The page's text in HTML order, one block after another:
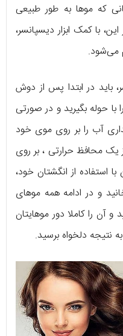
که موها به طور طبیعی
با کمک ابزار دیسپانسر،
می‌شود.
باید در ابتدا پس از دوش
با حوله بگیرید و در صورتی
آب را بر روی موی خود
یک محافظ حرارتی ، بر روی
استفاده از انگشتان خود،
و در ادامه همه موهای
و آن را کاملا دور موهایتان
نتیجه دلخواه برسید.